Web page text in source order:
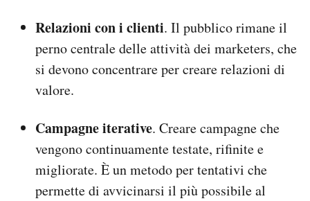
Relazioni con i clienti. Il pubblico rimane il
perno centrale delle attività dei marketers, che
si devono concentrare per creare relazioni di
valore.
Campagne iterative. Creare campagne che
vengono continuamente testate, rifinite e
migliorate. È un metodo per tentativi che
permette di avvicinarsi il più possibile al